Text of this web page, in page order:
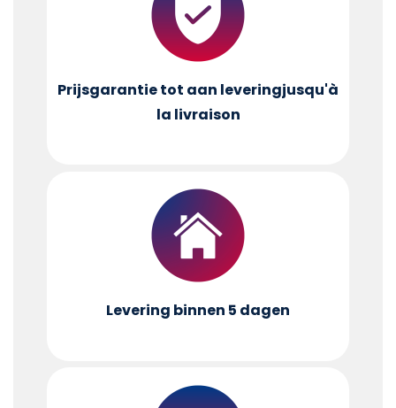
Prijsgarantie tot aan leveringjusqu'à
la livraison
Levering binnen 5 dagen